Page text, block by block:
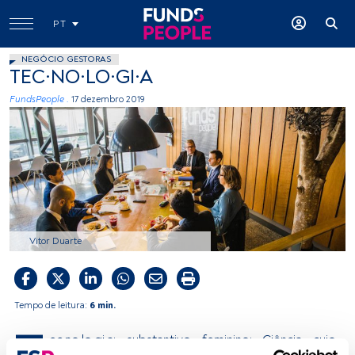
PT
NEGÓCIO GESTORAS
TEC·NO·LO·GI·A
FundsPeople . 17 dezembro 2019
Vitor Duarte
Tempo de leitura: 6 min.
ec·no·lo·gi·a; substantivo feminino: Ciência cujo